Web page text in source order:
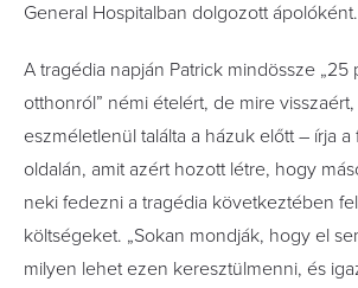
General Hospitalban dolgozott ápolóként.
A tragédia napján Patrick mindössze
otthonról” némi ételért, de mire
eszméletlenül találta a házuk előtt – írja
oldalán, amit azért hozott létre, hogy
neki fedezni a tragédia következtében
költségeket. „Sokan mondják, hogy el
milyen lehet ezen keresztülmenni, és